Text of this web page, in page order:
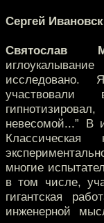
Сергей
Святослав
невесомой...” В
Классическая
многие
в том числе,
гигантская
инженерной